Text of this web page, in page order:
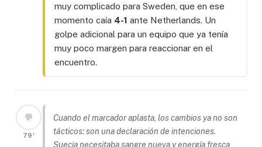
muy complicado para Sweden, que en ese
momento caía 4-1 ante Netherlands. Un
golpe adicional para un equipo que ya tenía
muy poco margen para reaccionar en el
encuentro.
💬
79'
Cuando el marcador aplasta, los cambios ya no son
tácticos: son una declaración de intenciones.
Suecia necesitaba sangre nueva y energía fresca